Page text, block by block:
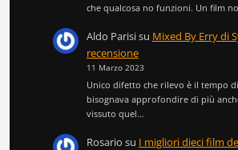
che qualcosa no funzioni. Un film
Aldo Parisisu Mixed By Erry di
recensione
11 Marzo 2023
Unico difetto che rilevo è il tempo
bisognava approfondire di più
vissuto quel…
Rosario su I migliori dieci film